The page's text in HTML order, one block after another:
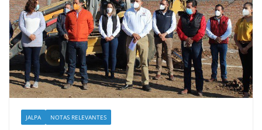
JALPA NOTAS RELEVANTES